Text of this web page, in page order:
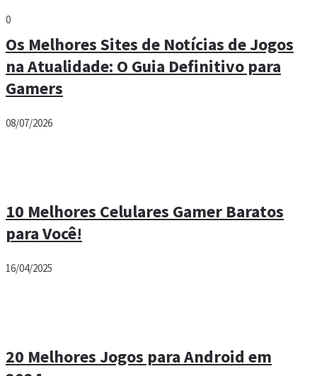
0
Os Melhores Sites de Notícias de Jogos
na Atualidade: O Guia Definitivo para
Gamers
08/07/2026
10 Melhores Celulares Gamer Baratos
para Você!
16/04/2025
20 Melhores Jogos para Android em